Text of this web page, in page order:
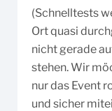
(Schnelltests
Ort quasi
nicht gerade
stehen. Wir
nur das Event
und sicher